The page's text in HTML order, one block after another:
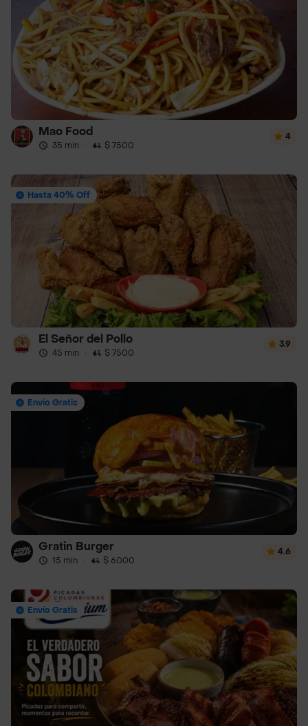
Mao Food
35 min · $ 7500
4
Hasta 40% Off
El Señor del Pollo
45 min · $ 7500
3.9
Envío Gratis
Gratin Burger
15 min · $ 6000
4.6
Envío Gratis